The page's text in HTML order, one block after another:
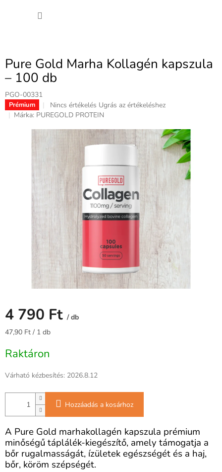
Pure Gold Marha Kollagén kapszula
– 100 db
PGO-00331
Prémium
A
termék
értékelése
ből
Nincs értékelés Ugrás az értékeléshez
Márka: PUREGOLD PROTEIN
4 790 Ft / db
Egységár:
47,90 Ft / 1 db
Raktáron
Várható kézbesítés: 2026.8.12
Hozzáadás a kosárhoz
A Pure Gold marhakollagén kapszula prémium
minőségű táplálék-kiegészítő, amely támogatja a
bőr rugalmasságát, ízületek egészségét és a haj,
bőr, köröm szépségét.